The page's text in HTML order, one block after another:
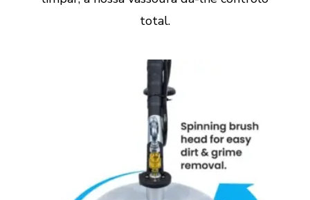
total.